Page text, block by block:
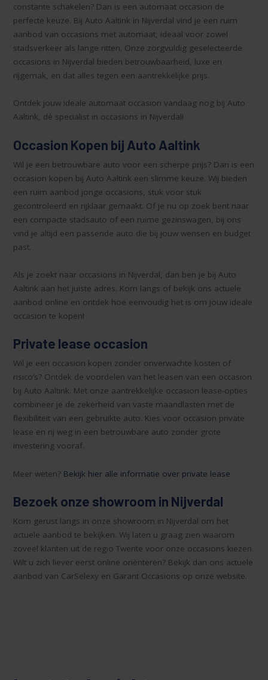
constante schakelen? Dan is een automaat occasion de
perfecte keuze. Bij Auto Aaltink in Nijverdal vind je een ruim
aanbod van occasions met automaat, ideaal voor zowel
stadsverkeer als lange ritten. Onze zorgvuldig geselecteerde
occasions in Nijverdal bieden betrouwbaarheid, luxe en
rijgemak, en dat alles tegen een aantrekkelijke prijs.
Ontdek jouw ideale automaat occasion vandaag nog bij Auto
Aaltink, dé specialist in occasions in Nijverdal!
Occasion Kopen bij Auto Aaltink
Wil je een betrouwbare auto voor een scherpe prijs? Dan is een
occasion kopen bij Auto Aaltink een slimme keuze. Wij bieden
een ruim aanbod jonge occasions, stuk voor stuk
gecontroleerd en rijklaar gemaakt. Of je nu op zoek bent naar
een compacte stadsauto of een ruime gezinswagen, bij ons
vind je altijd een passende auto die bij jouw wensen en budget
past.
Als je zoekt naar occasions in Nijverdal, dan ben je bij Auto
Aaltink aan het juiste adres. Kom langs of bekijk ons actuele
aanbod online en ontdek hoe eenvoudig het is om jouw ideale
occasion te kopen!
Private lease occasion
Wil je een occasion kopen zonder onverwachte kosten of
risico’s? Ontdek de voordelen van het leasen van een occasion
bij Auto Aaltink. Met onze aantrekkelijke occasion lease-opties
combineer je de zekerheid van vaste maandlasten met de
flexibiliteit van een gebruikte auto. Kies voor occasion private
lease en rij weg in een betrouwbare auto zonder grote
investering vooraf.
Meer weten? Bekijk hier alle informatie over private lease
Bezoek onze showroom in Nijverdal
Kom gerust langs in onze showroom in Nijverdal om het
actuele aanbod te bekijken. Wij laten u graag zien waarom
zoveel klanten uit de regio Twente voor onze occasions kiezen.
Wilt u zich liever eerst online oriënteren? Bekijk dan ons actuele
aanbod van CarSelexy en Garant Occasions op onze website.